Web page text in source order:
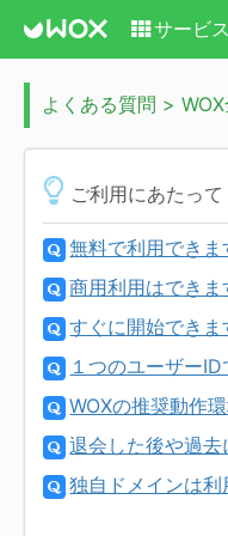
サービ
よくある質問 >
ご利用にあたって
無料で利用できま
商用利用はできま
すぐに開始できま
１つのユーザー
WOXの推奨動作
退会した後や過
独自ドメインは利